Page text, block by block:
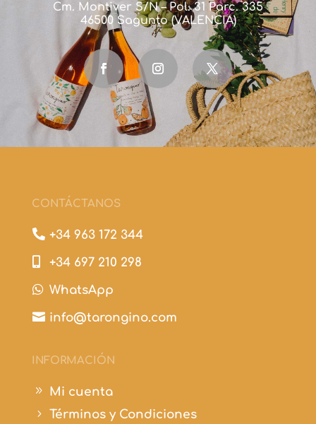
Cm. Montiver S/N – Pol. 31 Parc. 335
46500 Sagunto (VALENCIA)
CONTÁCTANOS
 +34 963 172 344
 +34 697 210 298
 WhatsApp
 info@tarongino.com
INFORMACIÓN
9 Mi cuenta
5 Términos y Condiciones